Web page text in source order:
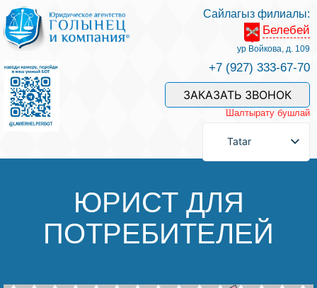
Хезмәтләре һәм безнең белгечләр
Хезмәт өчен түләү
Сорау бирергә
Фикерләр
Сайлагыз филиалы:
Белебей
ур Войкова, д. 109
+7 (927) 333-67-70
ЗАКАЗАТЬ ЗВОНОК
Шалтырату бушлай
Tatar
ЮРИСТ ДЛЯ
ПОТРЕБИТЕЛЕЙ